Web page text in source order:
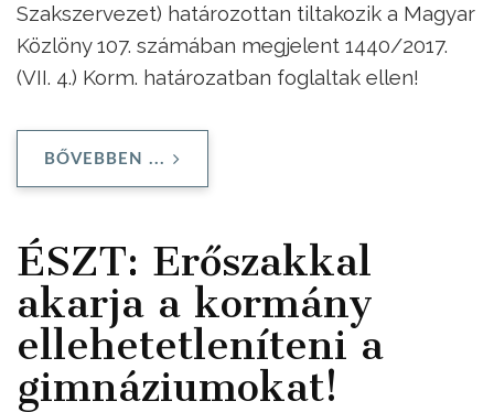
Szakszervezet) határozottan tiltakozik a Magyar
Közlöny 107. számában megjelent 1440/2017.
(VII. 4.) Korm. határozatban foglaltak ellen!
BŐVEBBEN ...
ÉSZT: Erőszakkal
akarja a kormány
ellehetetleníteni a
gimnáziumokat!